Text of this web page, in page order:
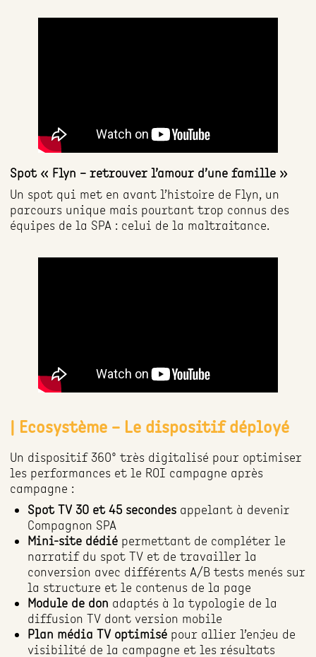
Spot « Flyn – retrouver l’amour d’une famille »
Un spot qui met en avant l’histoire de Flyn, un
parcours unique mais pourtant trop connus des
équipes de la SPA : celui de la maltraitance.
| Ecosystème – Le dispositif déployé
Un dispositif 360° très digitalisé pour optimiser
les performances et le ROI campagne après
campagne :
Spot TV 30 et 45 secondesappelant à devenir
Compagnon SPA
Mini-site dédié permettant de compléter le
narratif du spot TV et de travailler la
conversion avec différents A/B tests menés sur
la structure et le contenus de la page
Module de don adaptés à la typologie de la
diffusion TV dont version mobile
Plan média TV optimisé pour allier l’enjeu de
visibilité de la campagne et les résultats